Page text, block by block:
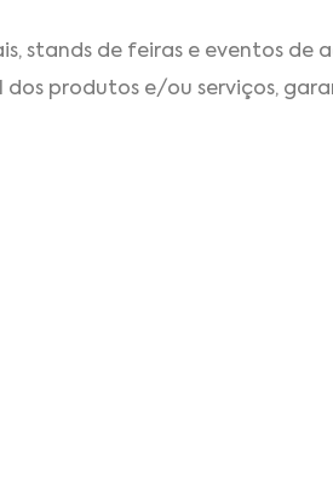
stands de feiras e eventos de
produtos e/ou serviços,